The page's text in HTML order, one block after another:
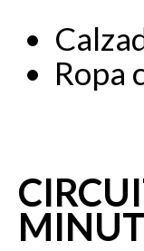
Ropa